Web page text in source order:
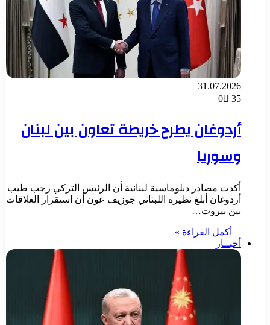
31.07.2026
0
35
أردوغان يطرح خريطة تعاون بين لبنان
وسوريا
أكدت مصادر دبلوماسية لبنانية أن الرئيس التركي رجب طيب
أردوغان أبلغ نظيره اللبناني جوزيف عون أن استقرار العلاقات
بين بيروت…
أكمل القراءة »
أخبــار